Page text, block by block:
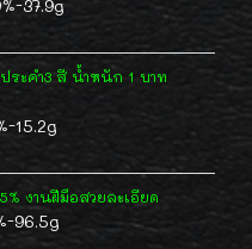
37.9g
ระคำ3 สี น้ำหนัก 1 บาท
15.2g
งานฝีมือสวยละเอียด
96.5g